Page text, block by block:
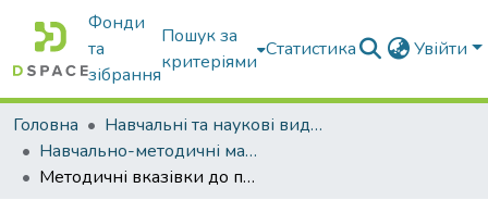
Фонди
та
зібрання
Пошук за
критеріями
Статистика Увійти
Головна
Навчальні та наукові видання
Навчально-методичні матеріали
Методичні вказівки до проходження виробничої та переддипломної практики студентами спеціальності 073 - Менеджмент» освітньої програми «Менеджмент організацій і адміністрування» ОС «Магістр»